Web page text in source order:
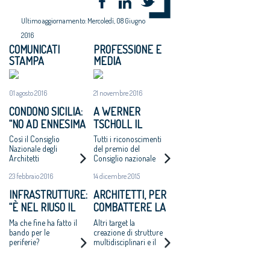
Ultimo aggiornamento: Mercoledì, 08 Giugno
2016
COMUNICATI
STAMPA
01 agosto 2016
CONDONO SICILIA:
“NO AD ENNESIMA
VERGOGNA”
Così il Consiglio
Nazionale degli
Architetti
Paesaggisti e
ipotesi di sanatoria
per gli abusi edilizi
metri dalla costa
23 febbraio 2016
INFRASTRUTTURE:
“È NEL RIUSO IL
FUTURO DELLE
INCOMPIUTE”
Ma che fine ha fatto il
bando per le
periferie?
PROFESSIONE E
MEDIA
21 novembre 2016
A WERNER
TSCHOLL IL
PREMIO
ARCHITETTO
ITALIANO 2016
DEL CNA,
OMAGGIO AL
DESIGN PULITO
ED ELEGANTE
«MADE IN BOZEN»
Tutti i riconoscimenti
del premio del
Consiglio nazionale
Franzoso il premio
14 dicembre 2015
ARCHITETTI, PER
COMBATTERE LA
CRISI PUNTANO A
CRESCERE FUORI
DALL'EUROPA
Altri target la
creazione di strutture
multidisciplinari e il